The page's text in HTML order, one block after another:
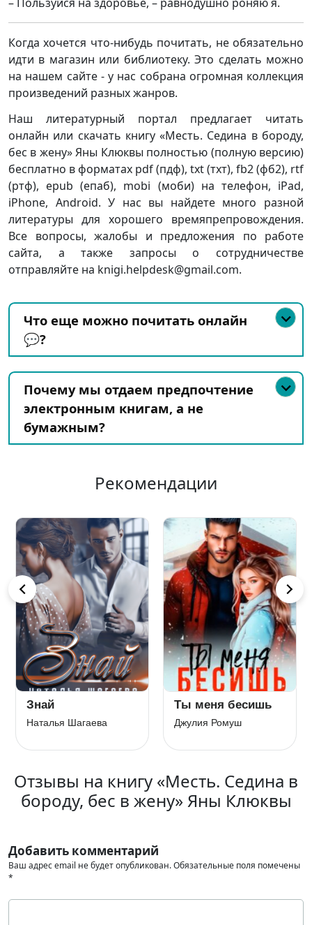
Когда хочется что-нибудь почитать, не обязательно
идти в магазин или библиотеку. Это сделать можно
на нашем сайте - у нас собрана огромная коллекция
произведений разных жанров.
Наш литературный портал предлагает читать
онлайн или скачать книгу «Месть. Седина в бороду,
бес в жену» Яны Клюквы полностью (полную версию)
бесплатно в форматах pdf (пдф), txt (тхт), fb2 (фб2), rtf
(ртф), epub (епаб), mobi (моби) на телефон, iPad,
iPhone, Android. У нас вы найдете много разной
литературы для хорошего времяпрепровождения.
Все вопросы, жалобы и предложения по работе
сайта, а также запросы о сотрудничестве
отправляйте на knigi.helpdesk@gmail.com.
Что еще можно почитать онлайн
💬?
Почему мы отдаем предпочтение
электронным книгам, а не
бумажным?
Рекомендации
Знай
Наталья Шагаева
Ты меня бесишь
Джулия Ромуш
Отзывы на книгу «Месть. Седина в
бороду, бес в жену» Яны Клюквы
Добавить комментарий
Ваш адрес email не будет опубликован.Обязательные поля помечены
*